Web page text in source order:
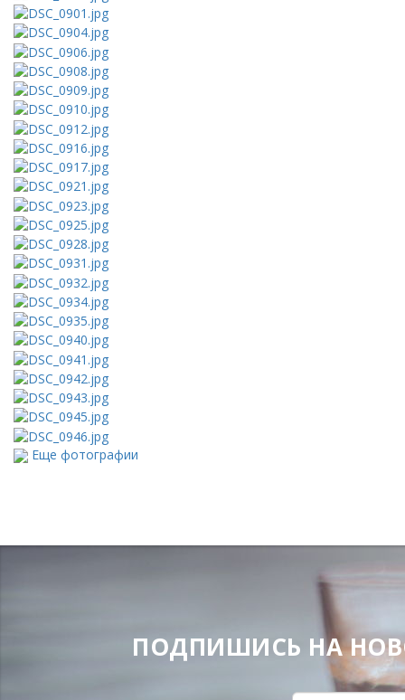
Еще фотографии
ПОДПИШИСЬ НА